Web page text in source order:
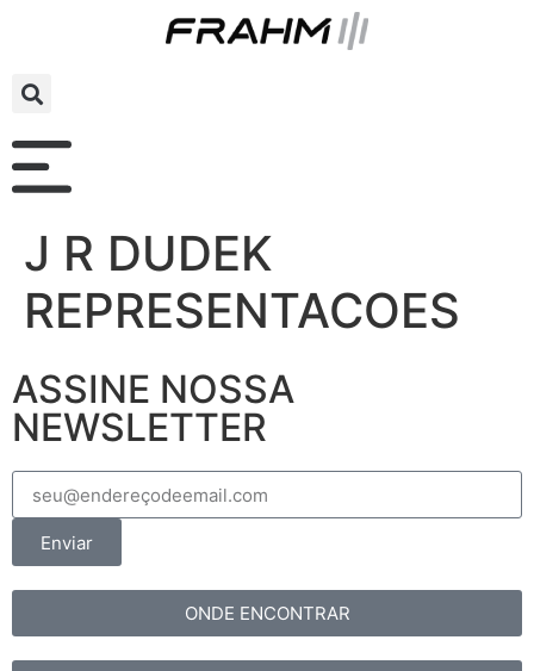
J R DUDEK
REPRESENTACOES
ASSINE NOSSA
NEWSLETTER
Enviar
ONDE ENCONTRAR